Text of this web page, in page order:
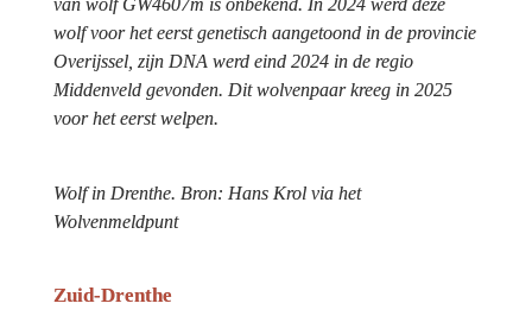
van wolf GW4607m is onbekend. In 2024 werd deze
wolf voor het eerst genetisch aangetoond in de provincie
Overijssel, zijn DNA werd eind 2024 in de regio
Middenveld gevonden. Dit wolvenpaar kreeg in 2025
voor het eerst welpen.
Wolf in Drenthe. Bron: Hans Krol via het
Wolvenmeldpunt
Zuid-Drenthe